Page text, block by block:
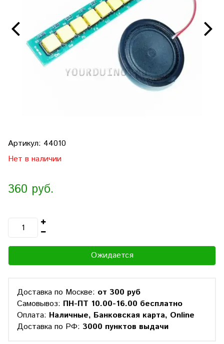
Артикул: 44010
Нет в наличии
360 руб.
Ожидается
Доставка по Москве: от 300 руб
Самовывоз: ПН-ПТ 10.00-16.00 бесплатно
Оплата: Наличные, Банковская карта, Online
Доставка по РФ: 3000 пунктов выдачи